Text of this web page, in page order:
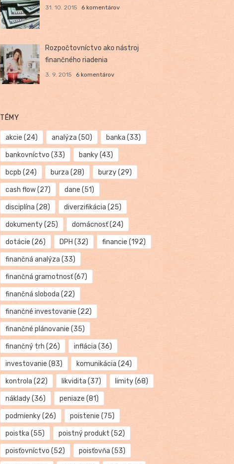
31. 10. 2015 6 komentárov
Rozpočtovníctvo ako nástroj
finančného riadenia
3. 9. 2015 6 komentárov
TÉMY
akcie (24) analýza (50) banka (33)
bankovníctvo (33) banky(43)
bcpb (24) burza (28) burzy(29)
cash flow(27) dane (51)
disciplína (28) diverzifikácia (25)
dokumenty(25) domácnosť(24)
dotácie (26) DPH (32) financie (192)
finančná analýza (33)
finančná gramotnosť(67)
finančná sloboda (22)
finančné investovanie (22)
finančné plánovanie (35)
finančný trh (26) inflácia (36)
investovanie (83) komunikácia (24)
kontrola (22) likvidita (37) limity(68)
náklady(36) peniaze (81)
podmienky(26) poistenie (75)
poistka (55) poistný produkt (52)
poisťovníctvo (52) poisťovňa (53)